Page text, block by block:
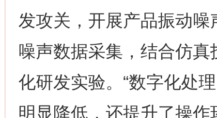
发攻关，开展产品振动
噪声数据采集，结合仿
化研发实验。“数字化处
明显降低，还提升了操